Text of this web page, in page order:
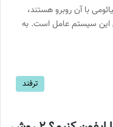
با آن روبرو هستند،
این سیستم عامل است. به
ترفند